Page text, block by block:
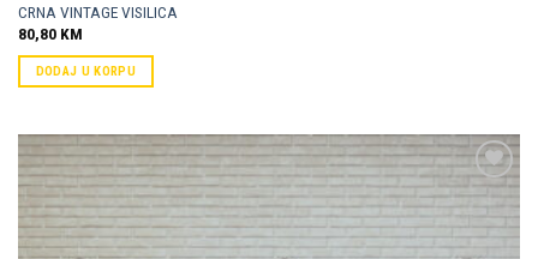
CRNA VINTAGE VISILICA
80,80 KM
DODAJ U KORPU
Dodaj u
omiljene